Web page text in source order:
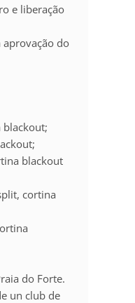
e liberação
do
blackout;
blackout
cortina
do Forte.
un club de